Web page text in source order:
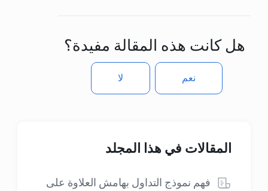
هل كانت هذه المقالة مفيدة؟
لا نعم
المقالات في هذا المجلد
فهم نموذج التداول بهامش العلاوة على